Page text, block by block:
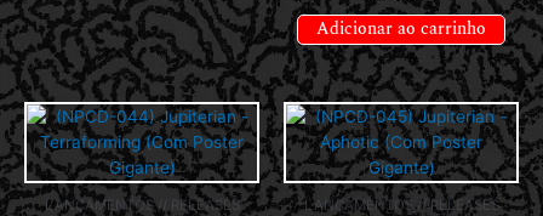
Adicionar ao carrinho
LANÇAMENTOS // RELEASES LANÇAMENTOS // RELEASES